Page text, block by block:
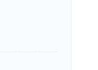
추미애, '위안부' 피해자 기림의
인천 선재도 갯벌서 해루질 중
인천서 말다툼 중 어머니 흉기
'화합' 꺼낸 김민석에 '뻔뻔' 받